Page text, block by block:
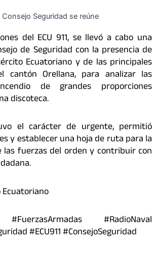
del ECU 911, se llevó a cabo una
de Seguridad con la presencia de
Ecuatoriano y de las principales
cantón Orellana, para analizar las
de grandes proporciones
discoteca.
el carácter de urgente, permitió
y establecer una hoja de ruta para la
las fuerzas del orden y contribuir con
#FuerzasArmadas #RadioNaval
#ECU911 #ConsejoSeguridad